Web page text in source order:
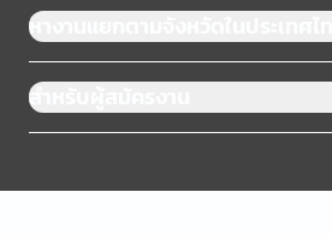
หางานแยกตามจังหวัดในประเทศไทย
สำหรับผู้สมัครงาน